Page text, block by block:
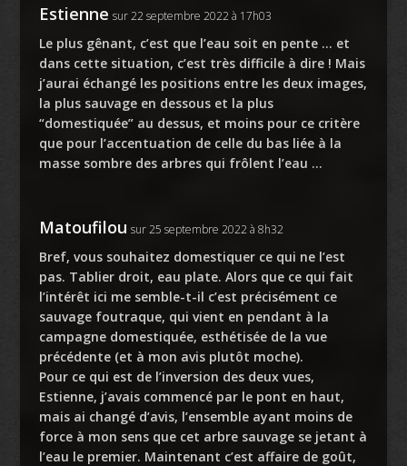
Estienne sur 22 septembre 2022 à 17h03
Le plus gênant, c’est que l’eau soit en pente … et
dans cette situation, c’est très difficile à dire ! Mais
j’aurai échangé les positions entre les deux images,
la plus sauvage en dessous et la plus
“domestiquée” au dessus, et moins pour ce critère
que pour l’accentuation de celle du bas liée à la
masse sombre des arbres qui frôlent l’eau …
Matoufilou sur 25 septembre 2022 à 8h32
Bref, vous souhaitez domestiquer ce qui ne l’est
pas. Tablier droit, eau plate. Alors que ce qui fait
l’intérêt ici me semble-t-il c’est précisément ce
sauvage foutraque, qui vient en pendant à la
campagne domestiquée, esthétisée de la vue
précédente (et à mon avis plutôt moche).
Pour ce qui est de l’inversion des deux vues,
Estienne, j’avais commencé par le pont en haut,
mais ai changé d’avis, l’ensemble ayant moins de
force à mon sens que cet arbre sauvage se jetant à
l’eau le premier. Maintenant c’est affaire de goût,